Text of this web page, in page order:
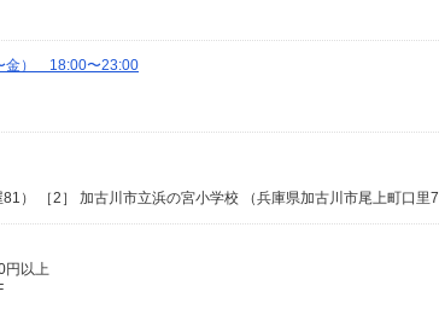
金） 18:00〜23:00
） ［2］ 加古川市立浜の宮小学校 （兵庫県加古川市尾上町口里
円以上